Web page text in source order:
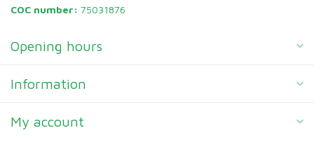
COC number: 75031876
Opening hours
Information
My account